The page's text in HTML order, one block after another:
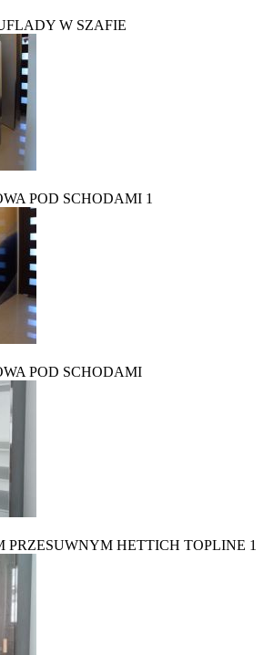
W SZAFIE
POD SCHODAMI 1
POD SCHODAMI
PRZESUWNYM HETTICH TOPLINE 1